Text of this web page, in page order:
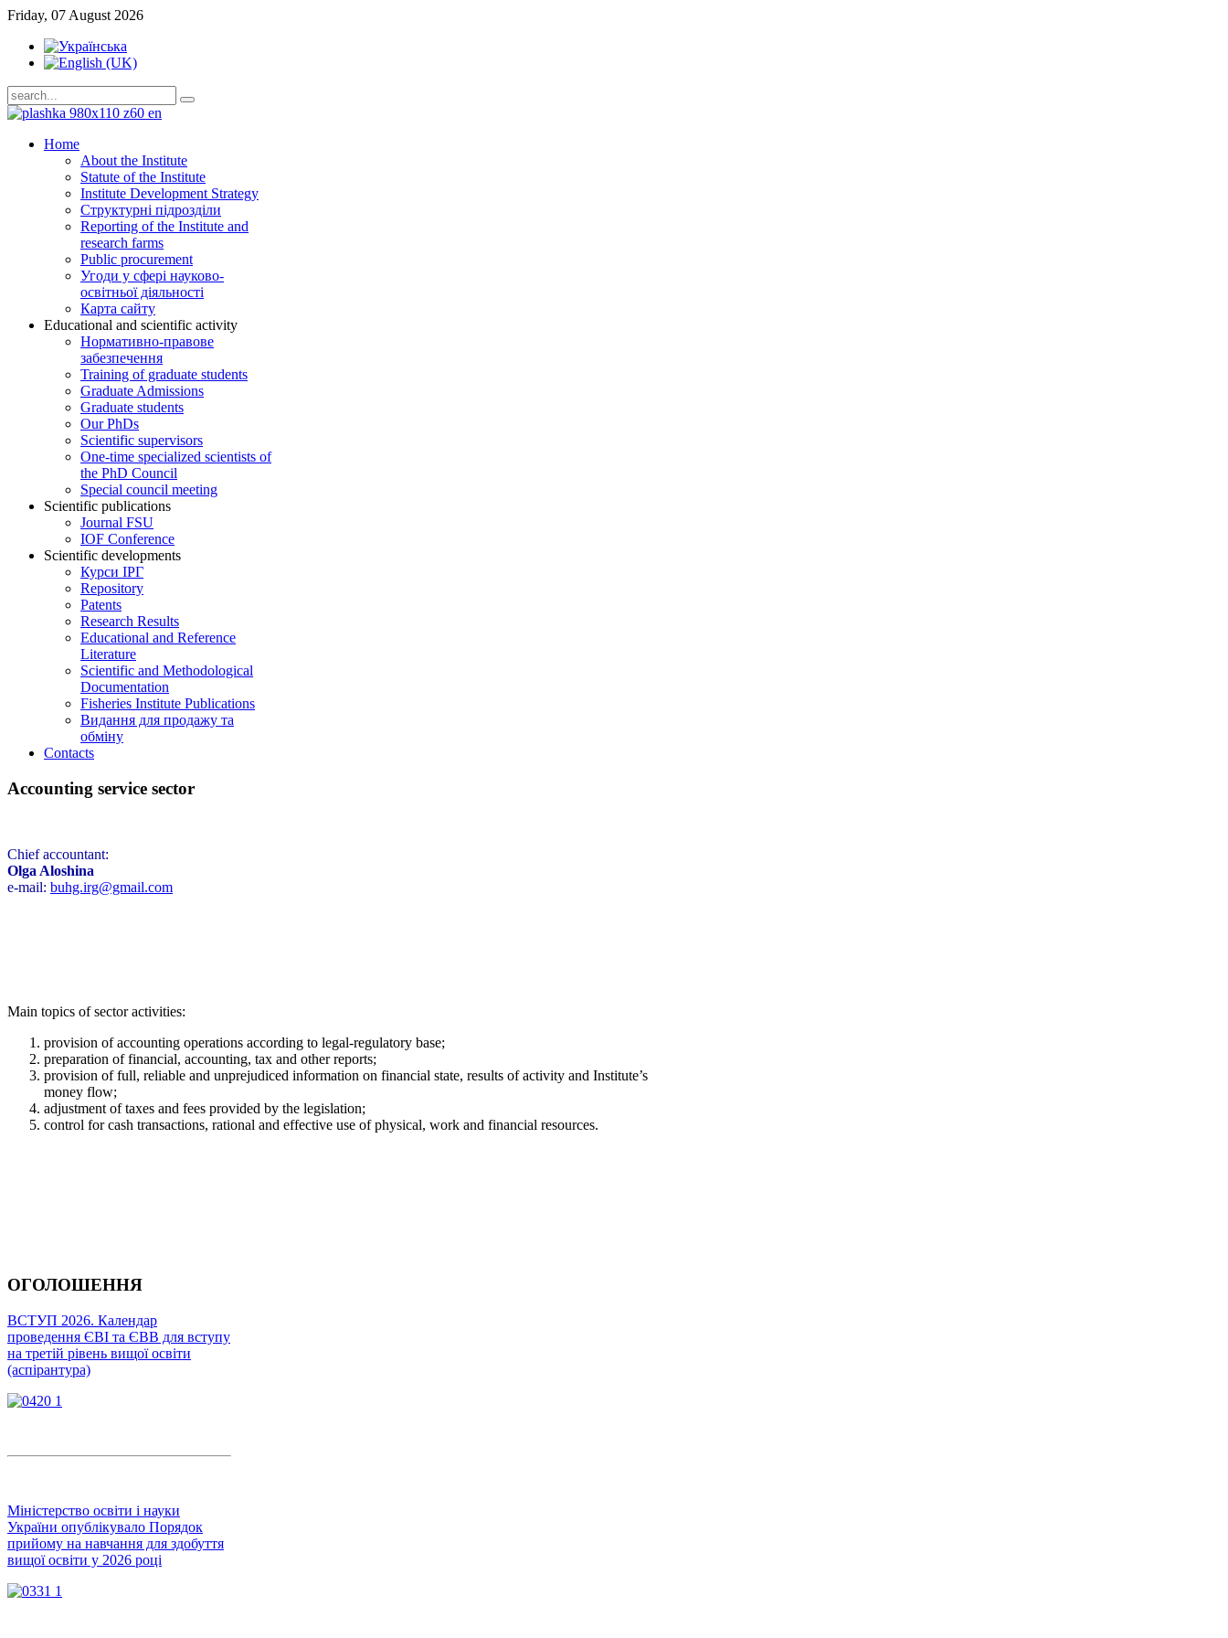
Friday, 07 August 2026
Home
About the Institute
Statute of the Institute
Institute Development Strategy
Структурні підрозділи
Reporting of the Institute and
research farms
Public procurement
Угоди у сфері науково-
освітньої діяльності
Карта сайту
Educational and scientific activity
Нормативно-правове
забезпечення
Training of graduate students
Graduate Admissions
Graduate students
Our PhDs
Scientific supervisors
One-time specialized scientists of
the PhD Council
Special council meeting
Scientific publications
Journal FSU
IOF Conference
Scientific developments
Курси ІРГ
Repository
Patents
Research Results
Educational and Reference
Literature
Scientific and Methodological
Documentation
Fisheries Institute Publications
Видання для продажу та
обміну
Contacts
Accounting service sector
Chief accountant:
Olga Aloshina
e-mail: buhg.irg@gmail.com
Main topics of sector activities:
provision of accounting operations according to legal-regulatory base;
preparation of financial, accounting, tax and other reports;
provision of full, reliable and unprejudiced information on financial state, results of activity and Institute’s
money flow;
adjustment of taxes and fees provided by the legislation;
control for cash transactions, rational and effective use of physical, work and financial resources.
ОГОЛОШЕННЯ
ВСТУП 2026. Календар
проведення ЄВІ та ЄВВ для вступу
на третій рівень вищої освіти
(аспірантура)
Міністерство освіти і науки
України опублікувало Порядок
прийому на навчання для здобуття
вищої освіти у 2026 році